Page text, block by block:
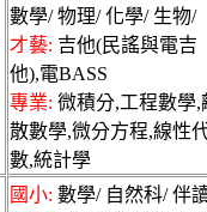
數學/ 物理/ 化學/ 生物/
才藝: 吉他(民謠與電吉
他),電BASS
專業: 微積分,工程數學,
散數學,微分方程,線性
數,統計學
國小: 數學/ 自然科/ 伴